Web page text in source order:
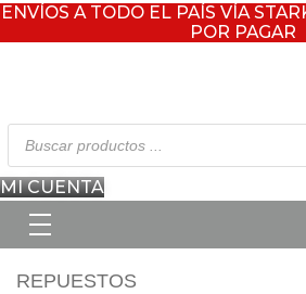
ENVÍOS A TODO EL PAÍS VÍA
POR PAGAR
Búsqueda
de
productos
MI CUENTA
REPUESTOS